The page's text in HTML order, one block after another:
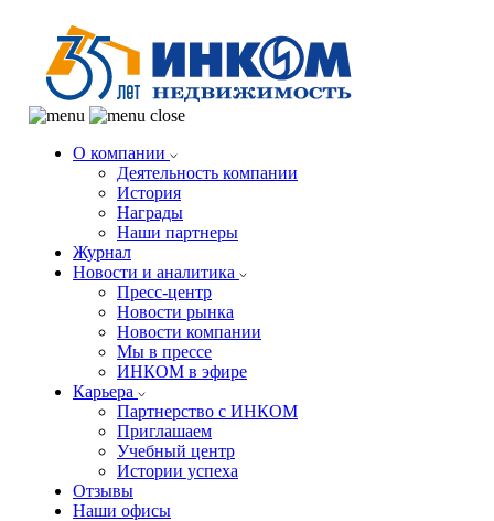
О компании
Деятельность компании
История
Награды
Наши партнеры
Журнал
Новости и аналитика
Пресс-центр
Новости рынка
Новости компании
Мы в прессе
ИНКОМ в эфире
Карьера
Партнерство с ИНКОМ
Приглашаем
Учебный центр
Истории успеха
Отзывы
Наши офисы